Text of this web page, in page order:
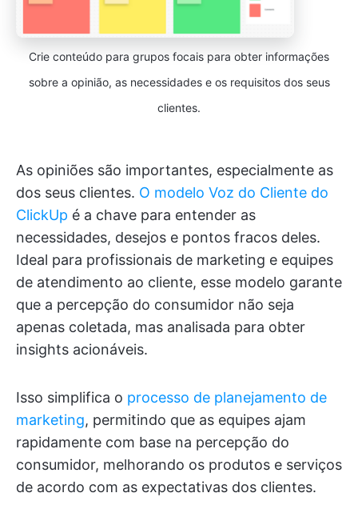
Crie conteúdo para grupos focais para obter informações
sobre a opinião, as necessidades e os requisitos dos seus
clientes.
As opiniões são importantes, especialmente as
dos seus clientes. O modelo Voz do Cliente do
ClickUp é a chave para entender as
necessidades, desejos e pontos fracos deles.
Ideal para profissionais de marketing e equipes
de atendimento ao cliente, esse modelo garante
que a percepção do consumidor não seja
apenas coletada, mas analisada para obter
insights acionáveis.
Isso simplifica o processo de planejamento de
marketing, permitindo que as equipes ajam
rapidamente com base na percepção do
consumidor, melhorando os produtos e serviços
de acordo com as expectativas dos clientes.